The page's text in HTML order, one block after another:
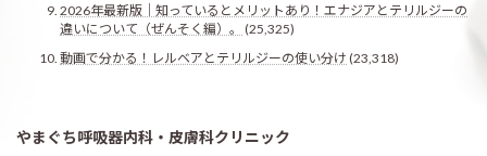
2026年最新版｜知っているとメリットあり！エナジアとテリルジーの
違いについて（ぜんそく編）。
(25,325)
動画で分かる！レルベアとテリルジーの使い分け (23,318)
やまぐち呼吸器内科・皮膚科クリニック